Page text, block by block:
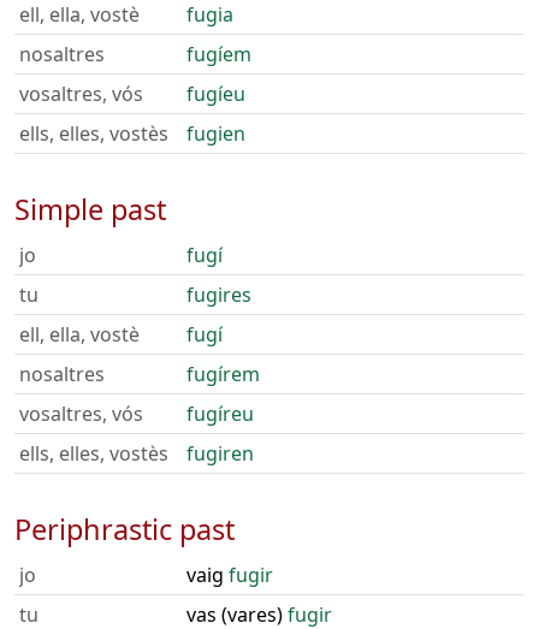
ell, ella, vostè
fugia
nosaltres
fugíem
vosaltres, vós
fugíeu
ells, elles, vostès
fugien
Simple past
jo
fugí
tu
fugires
ell, ella, vostè
fugí
nosaltres
fugírem
vosaltres, vós
fugíreu
ells, elles, vostès
fugiren
Periphrastic past
jo vaig fugir
tu
vas (vares)fugir